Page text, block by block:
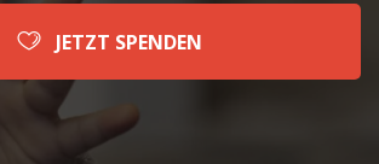
JETZT SPENDEN